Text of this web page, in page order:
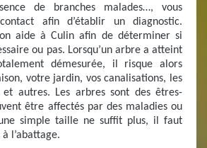
de branches malades…, vous
afin d’établir un diagnostic.
aide à Culin afin de déterminer si
ou pas. Lorsqu’un arbre a atteint
démesurée, il risque alors
votre jardin, vos canalisations, les
et autres. Les arbres sont des êtres-
être affectés par des maladies ou
simple taille ne suffit plus, il faut
l’abattage.